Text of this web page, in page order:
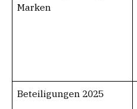
Marken
Beteiligungen 2025